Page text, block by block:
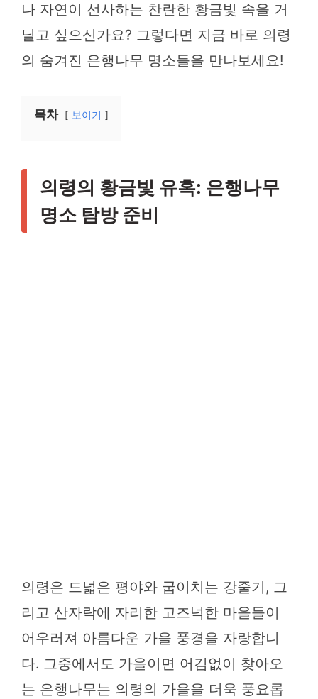
나 자연이 선사하는 찬란한 황금빛 속을 거
닐고 싶으신가요? 그렇다면 지금 바로 의령
의 숨겨진 은행나무 명소들을 만나보세요!
목차 보이기
의령의 황금빛 유혹: 은행나무
명소 탐방 준비
의령은 드넓은 평야와 굽이치는 강줄기, 그
리고 산자락에 자리한 고즈넉한 마을들이
어우러져 아름다운 가을 풍경을 자랑합니
다. 그중에서도 가을이면 어김없이 찾아오
는 은행나무는 의령의 가을을 더욱 풍요롭